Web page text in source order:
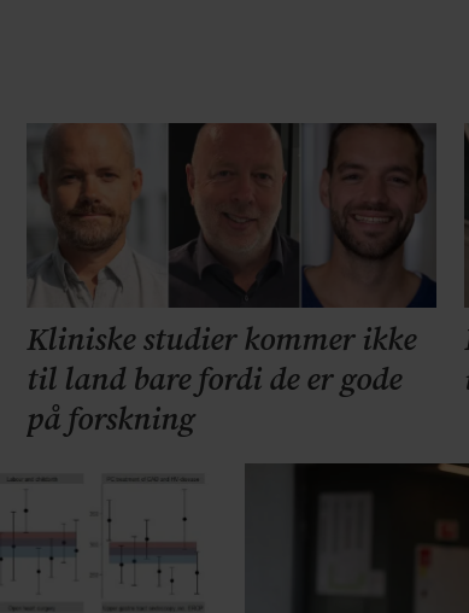
Kliniske studier kommer ikke
til land bare fordi de er gode
på forskning